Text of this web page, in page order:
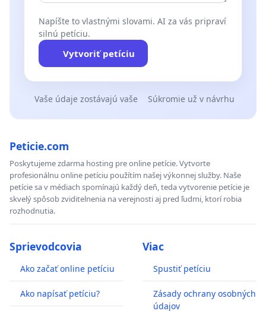
Napíšte to vlastnými slovami. AI za vás pripraví
silnú petíciu.
Vytvoriť petíciu
Vaše údaje zostávajú vaše Súkromie už v návrhu
Peticie.com
Poskytujeme zdarma hosting pre online petície. Vytvorte
profesionálnu online petíciu použítím našej výkonnej služby. Naše
petície sa v médiach spomínajú každý deň, teda vytvorenie petície je
skvelý spôsob zviditelnenia na verejnosti aj pred ľudmi, ktorí robia
rozhodnutia.
Sprievodcovia
Ako začať online petíciu
Ako napísať petíciu?
Viac
Spustiť petíciu
Zásady ochrany osobných
údajov